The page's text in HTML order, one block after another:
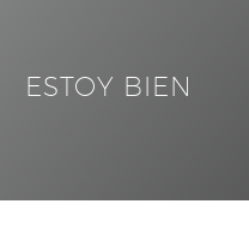
ESTOY BIEN